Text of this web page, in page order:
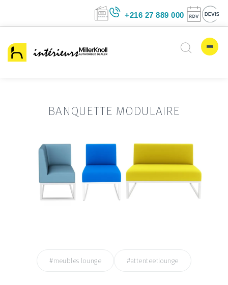
+216 27 889
BANQUETTE MODULAIRE
#meubles lounge #attenteetlounge